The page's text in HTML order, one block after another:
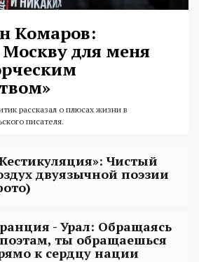
Комаров:
Москву для меня
рассказал о плюсах жизни в
писателя.
Чистый
двуязычной поэзии
- Урал: Обращаясь
ты обращаешься
к сердцу нации